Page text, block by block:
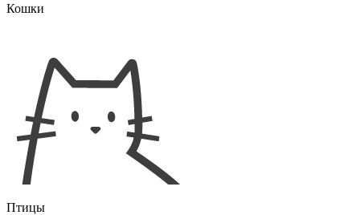
Кошки
Птицы